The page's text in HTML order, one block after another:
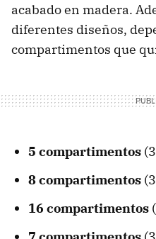
acabado en madera.
diferentes diseños,
compartimentos que
5 compartimentos
8 compartimentos
16 compartimentos